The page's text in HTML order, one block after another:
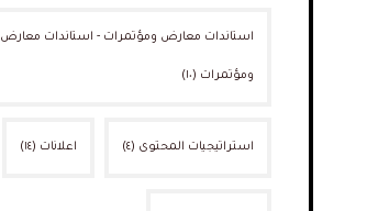
استاندات معارض ومؤتمرات - استاندات معارض
ومؤتمرات (١٠)
استراتيجيات المحتوى (٤) اعلانات (١٤)